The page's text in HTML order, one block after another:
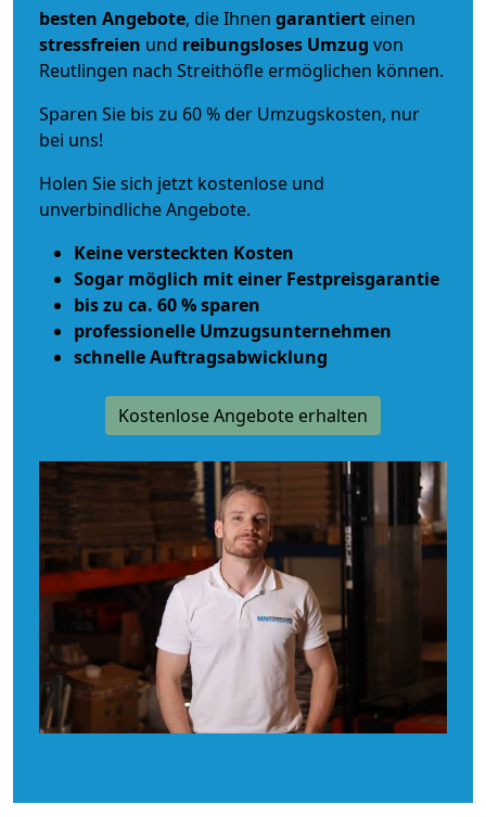
besten Angebote, die Ihnen garantiert einen
stressfreien und reibungsloses Umzug von
Reutlingen nach Streithöfle ermöglichen können.
Sparen Sie bis zu 60 % der Umzugskosten, nur
bei uns!
Holen Sie sich jetzt kostenlose und
unverbindliche Angebote.
Keine versteckten Kosten
Sogar möglich mit einer Festpreisgarantie
bis zu ca. 60 % sparen
professionelle Umzugsunternehmen
schnelle Auftragsabwicklung
Kostenlose Angebote erhalten